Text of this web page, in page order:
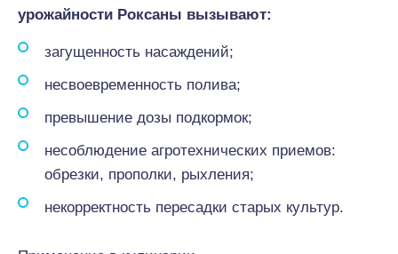
урожайности Роксаны вызывают:
загущенность насаждений;
несвоевременность полива;
превышение дозы подкормок;
несоблюдение агротехнических приемов:
обрезки, прополки, рыхления;
некорректность пересадки старых культур.